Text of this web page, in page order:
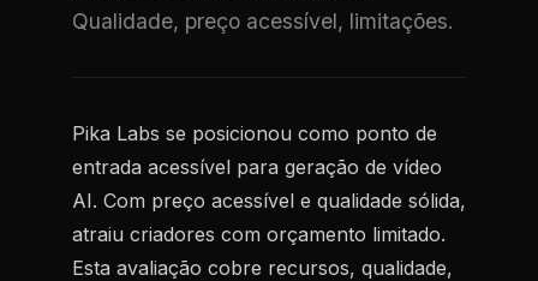
Qualidade, preço acessível, limitações.
Pika Labs se posicionou como ponto de
entrada acessível para geração de vídeo
AI. Com preço acessível e qualidade sólida,
atraiu criadores com orçamento limitado.
Esta avaliação cobre recursos, qualidade,